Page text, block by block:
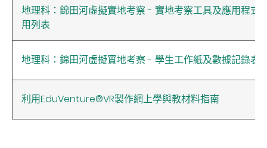
地理科：錦田河虛擬實地考察 - 實地考察工具及應用程式
用列表
地理科：錦田河虛擬實地考察 - 學生工作紙及數據記錄表
利用EduVenture®VR製作網上學與教材料指南